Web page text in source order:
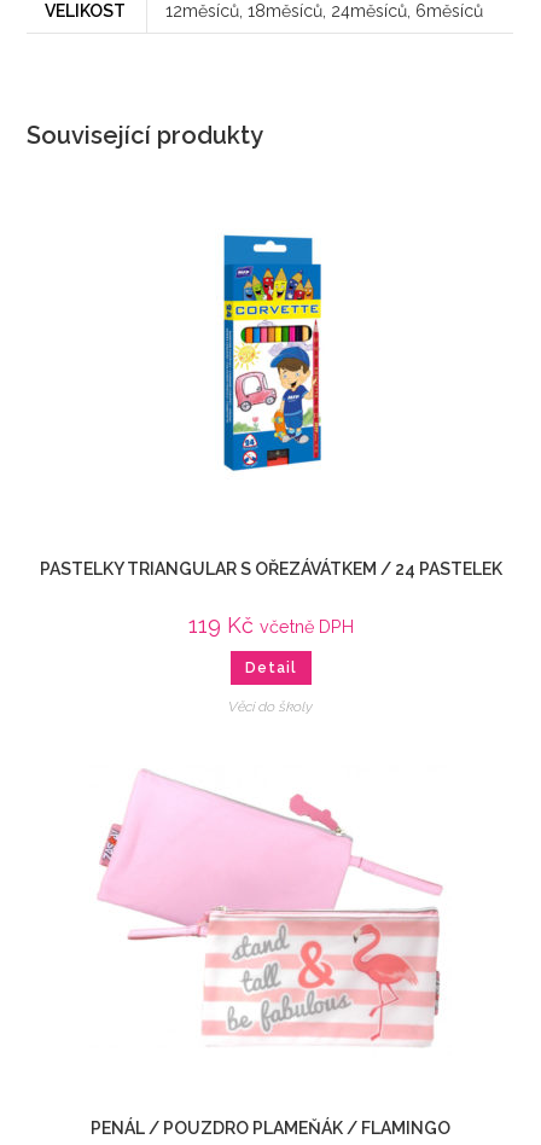
VELIKOST 12měsíců, 18měsíců, 24měsíců, 6měsíců
Související produkty
PASTELKY TRIANGULAR S OŘEZÁVÁTKEM / 24 PASTELEK
119 Kč včetně DPH
Detail
Věci do školy
PENÁL / POUZDRO PLAMEŇÁK / FLAMINGO